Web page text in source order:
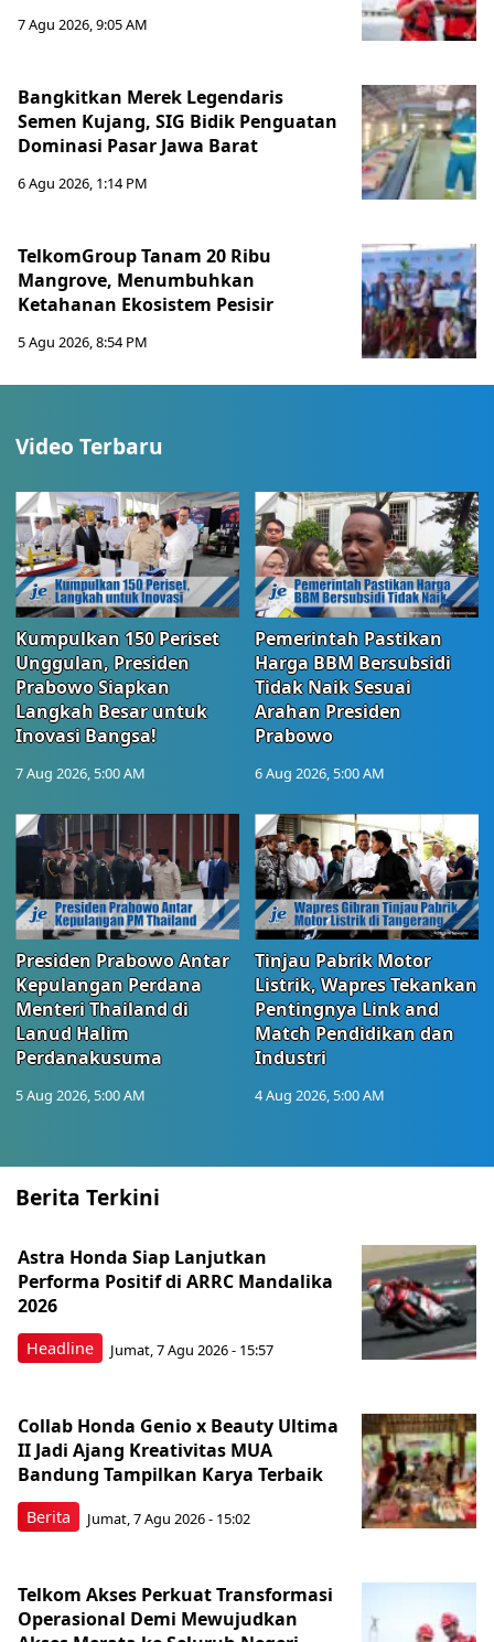
7 Agu 2026, 9:05 AM
Bangkitkan Merek Legendaris
Semen Kujang, SIG Bidik Penguatan
Dominasi Pasar Jawa Barat
6 Agu 2026, 1:14 PM
TelkomGroup Tanam 20 Ribu
Mangrove, Menumbuhkan
Ketahanan Ekosistem Pesisir
5 Agu 2026, 8:54 PM
Video Terbaru
Kumpulkan 150 Periset
Unggulan, Presiden
Prabowo Siapkan
Langkah Besar untuk
Inovasi Bangsa!
7 Aug 2026, 5:00 AM
Pemerintah Pastikan
Harga BBM Bersubsidi
Tidak Naik Sesuai
Arahan Presiden
Prabowo
6 Aug 2026, 5:00 AM
Presiden Prabowo Antar
Kepulangan Perdana
Menteri Thailand di
Lanud Halim
Perdanakusuma
5 Aug 2026, 5:00 AM
Tinjau Pabrik Motor
Listrik, Wapres Tekankan
Pentingnya Link and
Match Pendidikan dan
Industri
4 Aug 2026, 5:00 AM
Berita Terkini
Headline
Astra Honda Siap Lanjutkan
Performa Positif di ARRC Mandalika
2026
Jumat, 7 Agu 2026 - 15:57
Berita
Collab Honda Genio x Beauty Ultima
II Jadi Ajang Kreativitas MUA
Bandung Tampilkan Karya Terbaik
Jumat, 7 Agu 2026 - 15:02
Telkom Akses Perkuat Transformasi
Operasional Demi Mewujudkan